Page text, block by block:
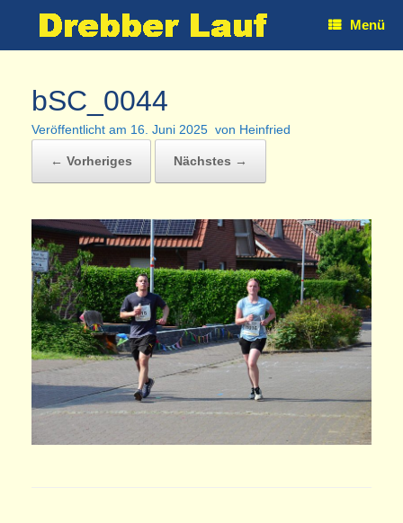
Menü
bSC_0044
Veröffentlicht am 16. Juni 2025 von Heinfried
← Vorheriges Nächstes →